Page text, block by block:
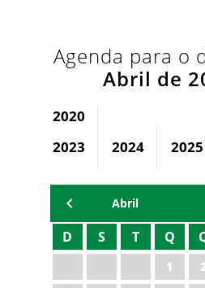
Agenda para o
Abril de
2020
2023
2024 2025
Abril
D S T Q
1